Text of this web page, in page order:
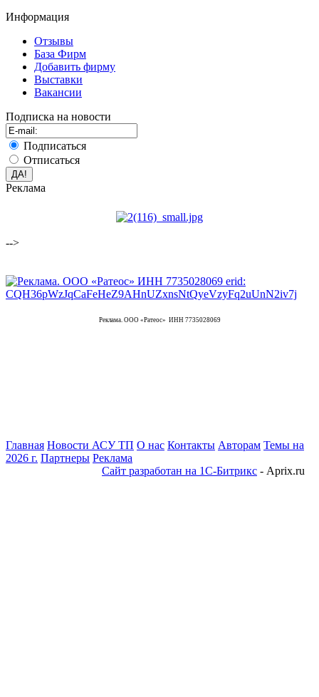
Информация
Отзывы
База Фирм
Добавить фирму
Выставки
Вакансии
Подписка на новости
Подписаться
Отписаться
Реклама
-->
Реклама. ООО «Ратеос» ИНН 7735028069
Главная Новости АСУ ТП О нас Контакты Авторам Темы на
2026 г. Партнеры Реклама
Сайт разработан на 1С-Битрикс - Aprix.ru